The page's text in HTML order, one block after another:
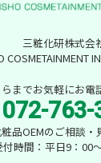
三粧化研株式会
COSMETAINMENT
らまでお気軽にお電
072-763-
品OEMのご相談・
付時間：平日9：00